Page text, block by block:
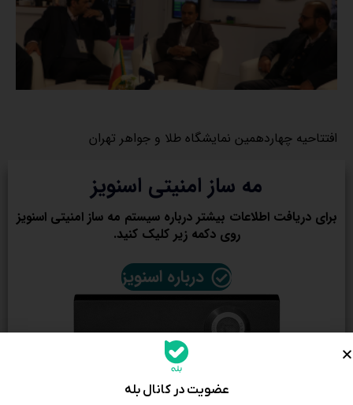
افتتاحیه چهاردهمین نمایشگاه طلا و جواهر تهران
مه ساز امنیتی اسنویز
برای دریافت اطلاعات بیشتر درباره سیستم مه ساز امنیتی اسنویز
روی دکمه زیر کلیک کنید.
درباره اسنویز
عضویت در کانال بله